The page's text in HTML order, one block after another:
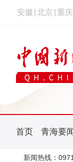
安徽 北京 重庆
首页 青海要
新闻热线：